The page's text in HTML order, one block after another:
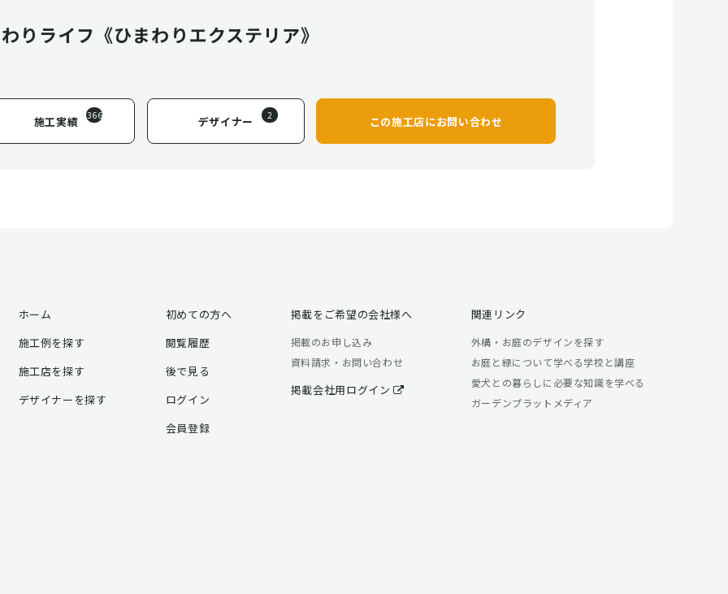
りライフ《ひまわりエクステリア》
施工実績 366 デザイナー 2 この施工店にお問い合わせ
ホーム
施工例を探す
施工店を探す
デザイナーを探す
初めての方へ
閲覧履歴
後で見る
ログイン
会員登録
掲載をご希望の会社様へ
掲載のお申し込み
資料請求・お問い合わせ
掲載会社用ログイン
関連リンク
外構・お庭のデザインを探す
お庭と緑について学べる学校と講座
愛犬との暮らしに必要な知識を学べる
ガーデンプラットメディア